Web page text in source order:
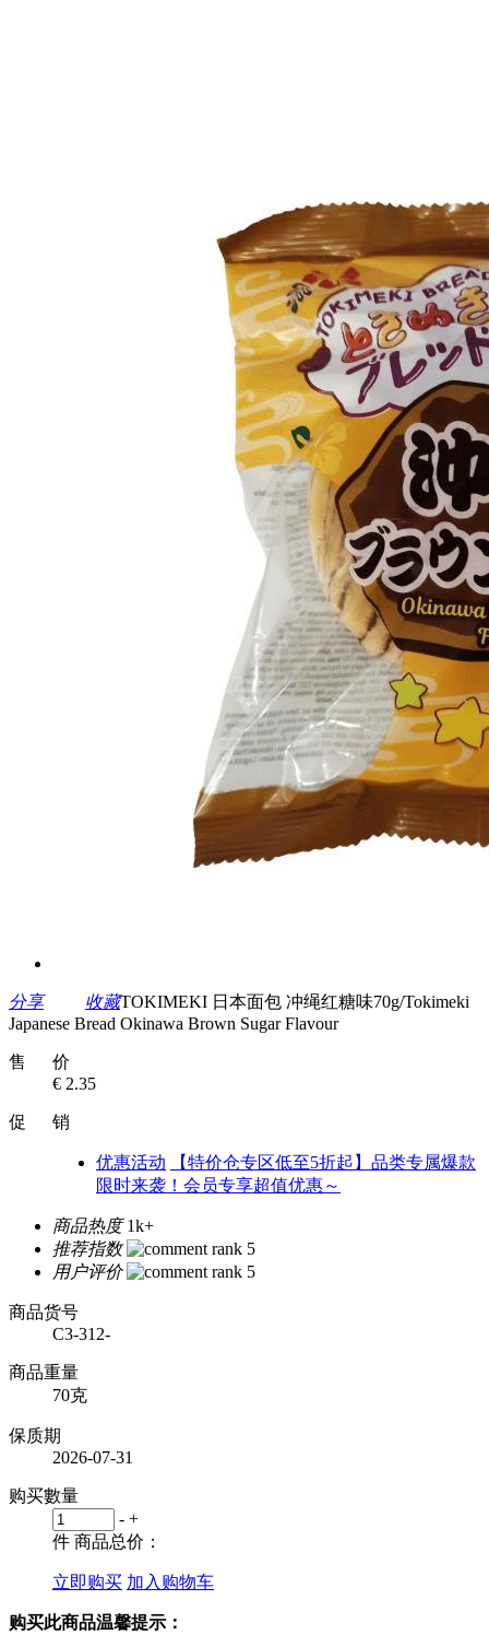
分享 收藏TOKIMEKI 日本面包 冲绳红糖味70g/Tokimeki
Japanese Bread Okinawa Brown Sugar Flavour
售 价
€ 2.35
促 销
优惠活动
【特价仓专区低至5折起】品类专属爆款
限时来袭！会员专享超值优惠～
商品热度 1k+
推荐指数
用户评价
商品货号
C3-312-
商品重量
70克
保质期
2026-07-31
购买數量
- +
件 商品总价：
立即购买 加入购物车
购买此商品温馨提示：